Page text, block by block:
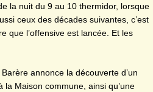
la nuit du 9 au 10 thermidor, lorsque
ceux des décades suivantes, c’est
que l’offensive est lancée. Et les
annonce la découverte d’un
Maison commune, ainsi qu’une